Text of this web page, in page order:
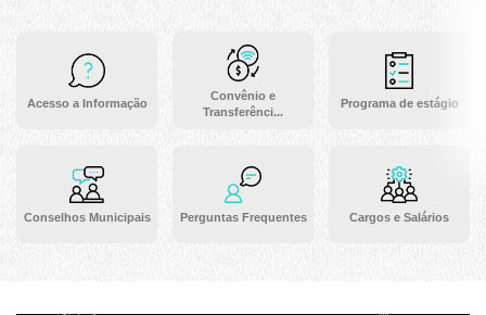
Acesso a Informação
Conselhos Municipais
Convênio e
Transferênci...
Perguntas Frequentes
Programa de estágio
Cargos e Salários